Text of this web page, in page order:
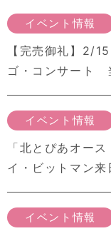
イベント情報
【完売御礼】2/
ゴ・コンサート
イベント情報
「北とぴあオー
イ・ビットマン来
イベント情報